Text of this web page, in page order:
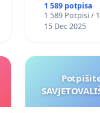
1 589 potpisa
1 589 Potpisi /
15 Dec 2025
Potpišite